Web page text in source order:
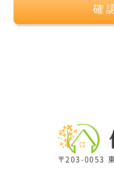
確
〒203-0053